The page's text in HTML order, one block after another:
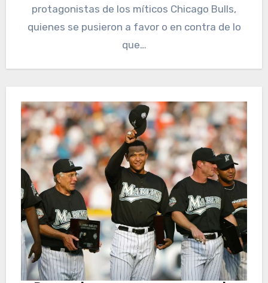
protagonistas de los míticos Chicago Bulls,
quienes se pusieron a favor o en contra de lo
que…